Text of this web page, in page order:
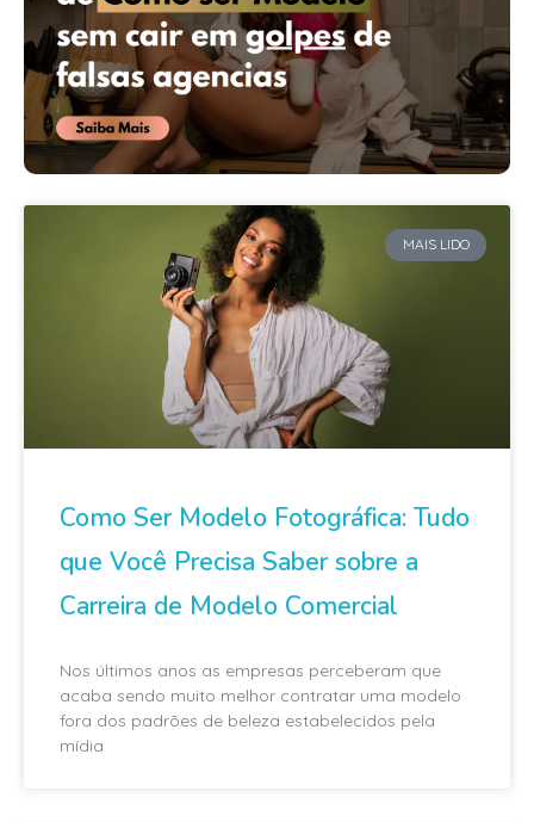
MAIS LIDO
Como Ser Modelo Fotográfica: Tudo
que Você Precisa Saber sobre a
Carreira de Modelo Comercial
Nos últimos anos as empresas perceberam que
acaba sendo muito melhor contratar uma modelo
fora dos padrões de beleza estabelecidos pela
mídia